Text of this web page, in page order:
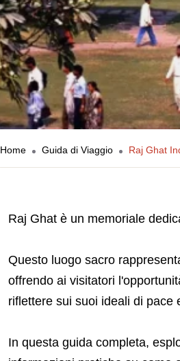
Home Guida di Viaggio Raj Ghat
Raj Ghat è un memoriale
Questo luogo sacro
offrendo ai visitatori
riflettere sui suoi ideali di pace
In questa guida completa,